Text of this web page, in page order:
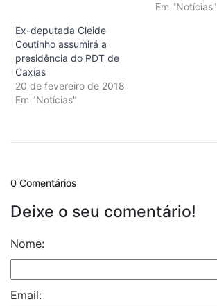
Em "Notícias"
Ex-deputada Cleide
Coutinho assumirá a
presidência do PDT de
Caxias
20 de fevereiro de 2018
Em "Notícias"
0 Comentários
Deixe o seu comentário!
Nome:
Email: